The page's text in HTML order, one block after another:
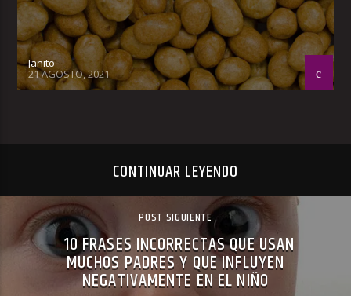
Janito
21 AGOSTO, 2021
CONTINUAR LEYENDO
POST SIGUIENTE
10 FRASES INCORRECTAS QUE USAN
MUCHOS PADRES Y QUE INFLUYEN
NEGATIVAMENTE EN EL NIÑO